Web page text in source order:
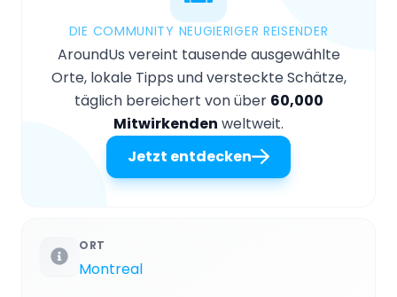
DIE COMMUNITY NEUGIERIGER REISENDER
AroundUs vereint tausende ausgewählte
Orte, lokale Tipps und versteckte Schätze,
täglich bereichert von über 60,000
Mitwirkenden weltweit.
Jetzt entdecken
ORT
Montreal